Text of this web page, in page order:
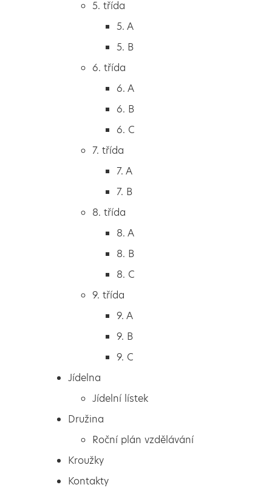
2. B
3. A
4. A
5. A
6. B
7. B
8. třída
8. A
8. B
8. C
9. třída
5. třída
5. A
5. B
6. třída
6. A
6. B
6. C
7. třída
7. A
7. B
8. třída
8. A
8. B
8. C
9. třída
9. A
9. B
9. C
Jídelna
Jídelní lístek
Družina
Roční plán vzdělávání
Kroužky
Kontakty
Další aktuality